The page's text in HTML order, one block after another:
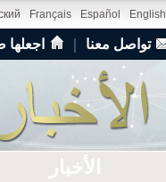
English
Español
Français
تواصل معنا
الأخبار